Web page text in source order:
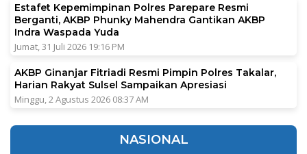
Estafet Kepemimpinan Polres Parepare Resmi
Berganti, AKBP Phunky Mahendra Gantikan AKBP
Indra Waspada Yuda
Jumat, 31 Juli 2026 19:16 PM
AKBP Ginanjar Fitriadi Resmi Pimpin Polres Takalar,
Harian Rakyat Sulsel Sampaikan Apresiasi
Minggu, 2 Agustus 2026 08:37 AM
NASIONAL